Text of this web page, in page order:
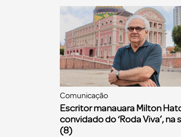
Comunicação
Escritor manauara Milton
convidado do ‘Roda Viva’, na
(8)